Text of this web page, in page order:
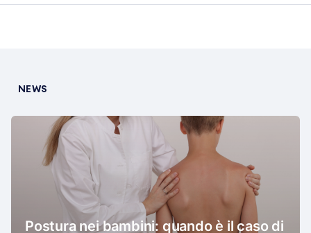
NEWS
Postura nei bambini: quando è il caso di